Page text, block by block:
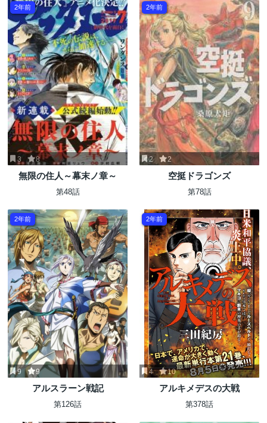
2年前
3 8
無限の住人～幕末ノ章～
第48話
2年前
2 2
空挺ドラゴンズ
第78話
2年前
9 9
アルスラーン戦記
第126話
2年前
4 10
アルキメデスの大戦
第378話